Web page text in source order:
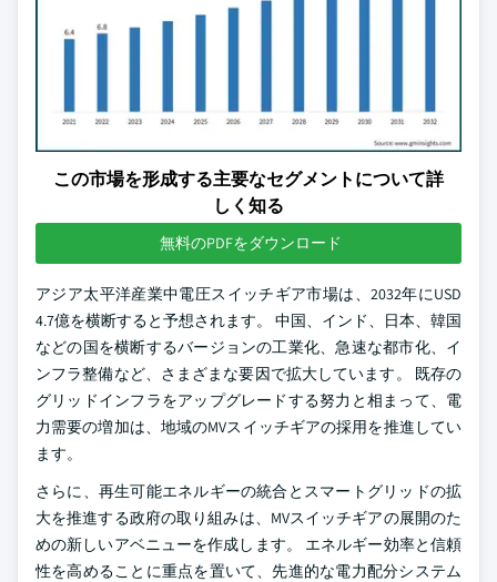
この市場を形成する主要なセグメントについて詳
しく知る
無料のPDFをダウンロード
アジア太平洋産業中電圧スイッチギア市場は、2032年にUSD
4.7億を横断すると予想されます。 中国、インド、日本、韓国
などの国を横断するバージョンの工業化、急速な都市化、イ
ンフラ整備など、さまざまな要因で拡大しています。 既存の
グリッドインフラをアップグレードする努力と相まって、電
力需要の増加は、地域のMVスイッチギアの採用を推進してい
ます。
さらに、再生可能エネルギーの統合とスマートグリッドの拡
大を推進する政府の取り組みは、MVスイッチギアの展開のた
めの新しいアベニューを作成します。 エネルギー効率と信頼
性を高めることに重点を置いて、先進的な電力配分システム